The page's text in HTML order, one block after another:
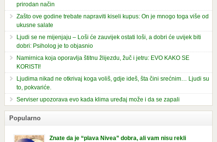
prirodan način
Zašto ove godine trebate napraviti kiseli kupus: On je mnogo toga više od
ukusne salate
Ljudi se ne mijenjaju – Loši će zauvijek ostati loši, a dobri će uvijek biti
dobri: Psiholog je to objasnio
Namirnica koja oporavlja štitnu žlijezdu, žuč i jetru: EVO KAKO SE
KORISTI!
Ljudima nikad ne otkrivaj koga voliš, gdje ideš, šta čini srećnim… Ljudi su
to, pokvariće.
Serviser upozorava evo kada klima uređaj može i da se zapali
Popularno
Znate da je “plava Nivea” dobra, ali vam nisu rekli